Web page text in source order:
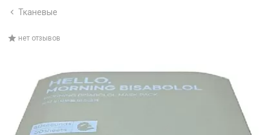
Тканевые
нет отзывов